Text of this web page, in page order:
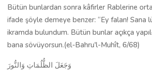
Bütün bunlardan sonra kâfirler Rablerine
ifade şöyle demeye benzer: “Ey falan! Sana
ikramda bulundum. Bütün bunlar açıkça
bana sövüyorsun.(el-Bahru'l-Muhît, 6/68)
وَجَعَلَ الظُّلُمَاتِ وَالنُّورَ